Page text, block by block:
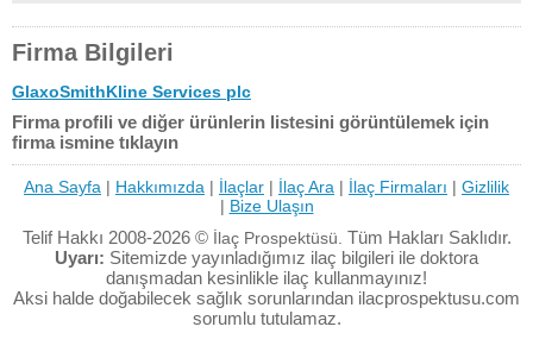
Firma Bilgileri
GlaxoSmithKline Services plc
Firma profili ve diğer ürünlerin listesini görüntülemek için
firma ismine tıklayın
Ana Sayfa | Hakkımızda | İlaçlar | İlaç Ara | İlaç Firmaları | Gizlilik
| Bize Ulaşın
Telif Hakkı 2008-2026 © İlaç Prospektüsü. Tüm Hakları Saklıdır.
Uyarı: Sitemizde yayınladığımız ilaç bilgileri ile doktora
danışmadan kesinlikle ilaç kullanmayınız!
Aksi halde doğabilecek sağlık sorunlarından ilacprospektusu.com
sorumlu tutulamaz.